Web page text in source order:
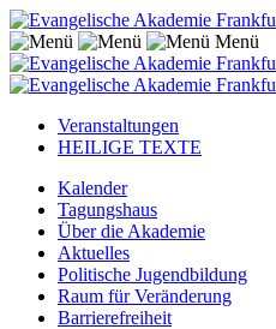
Menü
Veranstaltungen
HEILIGE TEXTE
Kalender
Tagungshaus
Über die Akademie
Aktuelles
Politische Jugendbildung
Raum für Veränderung
Barrierefreiheit